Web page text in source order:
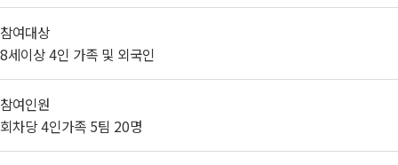
참여대상
8세이상 4인 가족 및 외국인
참여인원
회차당 4인가족 5팀 20명